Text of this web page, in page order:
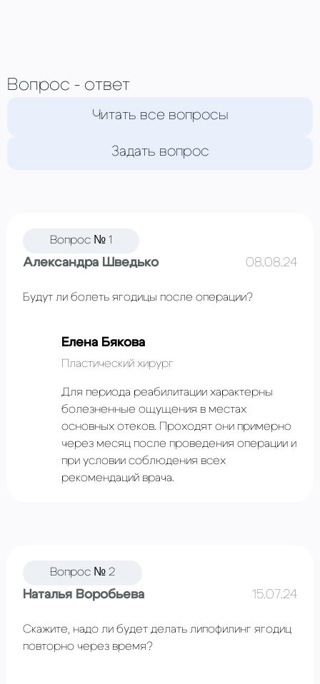
Вопрос - ответ
Читать все вопросы
Задать вопрос
Вопрос № 1
Александра Шведько 08.08.24
Будут ли болеть ягодицы после операции?
Елена Бякова
Пластический хирург
Для периода реабилитации характерны
болезненные ощущения в местах
основных отеков. Проходят они примерно
через месяц после проведения операции и
при условии соблюдения всех
рекомендаций врача.
Вопрос № 2
Наталья Воробьева 15.07.24
Скажите, надо ли будет делать липофилинг ягодиц
повторно через время?